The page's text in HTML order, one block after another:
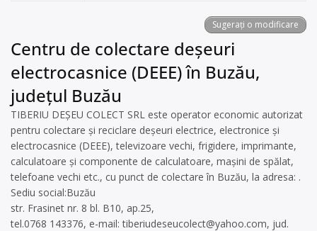
Sugerați o modificare
Centru de colectare deșeuri
electrocasnice (DEEE) în Buzău,
județul Buzău
TIBERIU DEȘEU COLECT SRL este operator economic autorizat
pentru colectare și reciclare deșeuri electrice, electronice și
electrocasnice (DEEE), televizoare vechi, frigidere, imprimante,
calculatoare și componente de calculatoare, mașini de spălat,
telefoane vechi etc., cu punct de colectare în Buzău, la adresa: .
Sediu social:Buzău
str. Frasinet nr. 8 bl. B10, ap.25,
tel.0768 143376, e-mail:tiberiudeseucolect@yahoo.com, jud.